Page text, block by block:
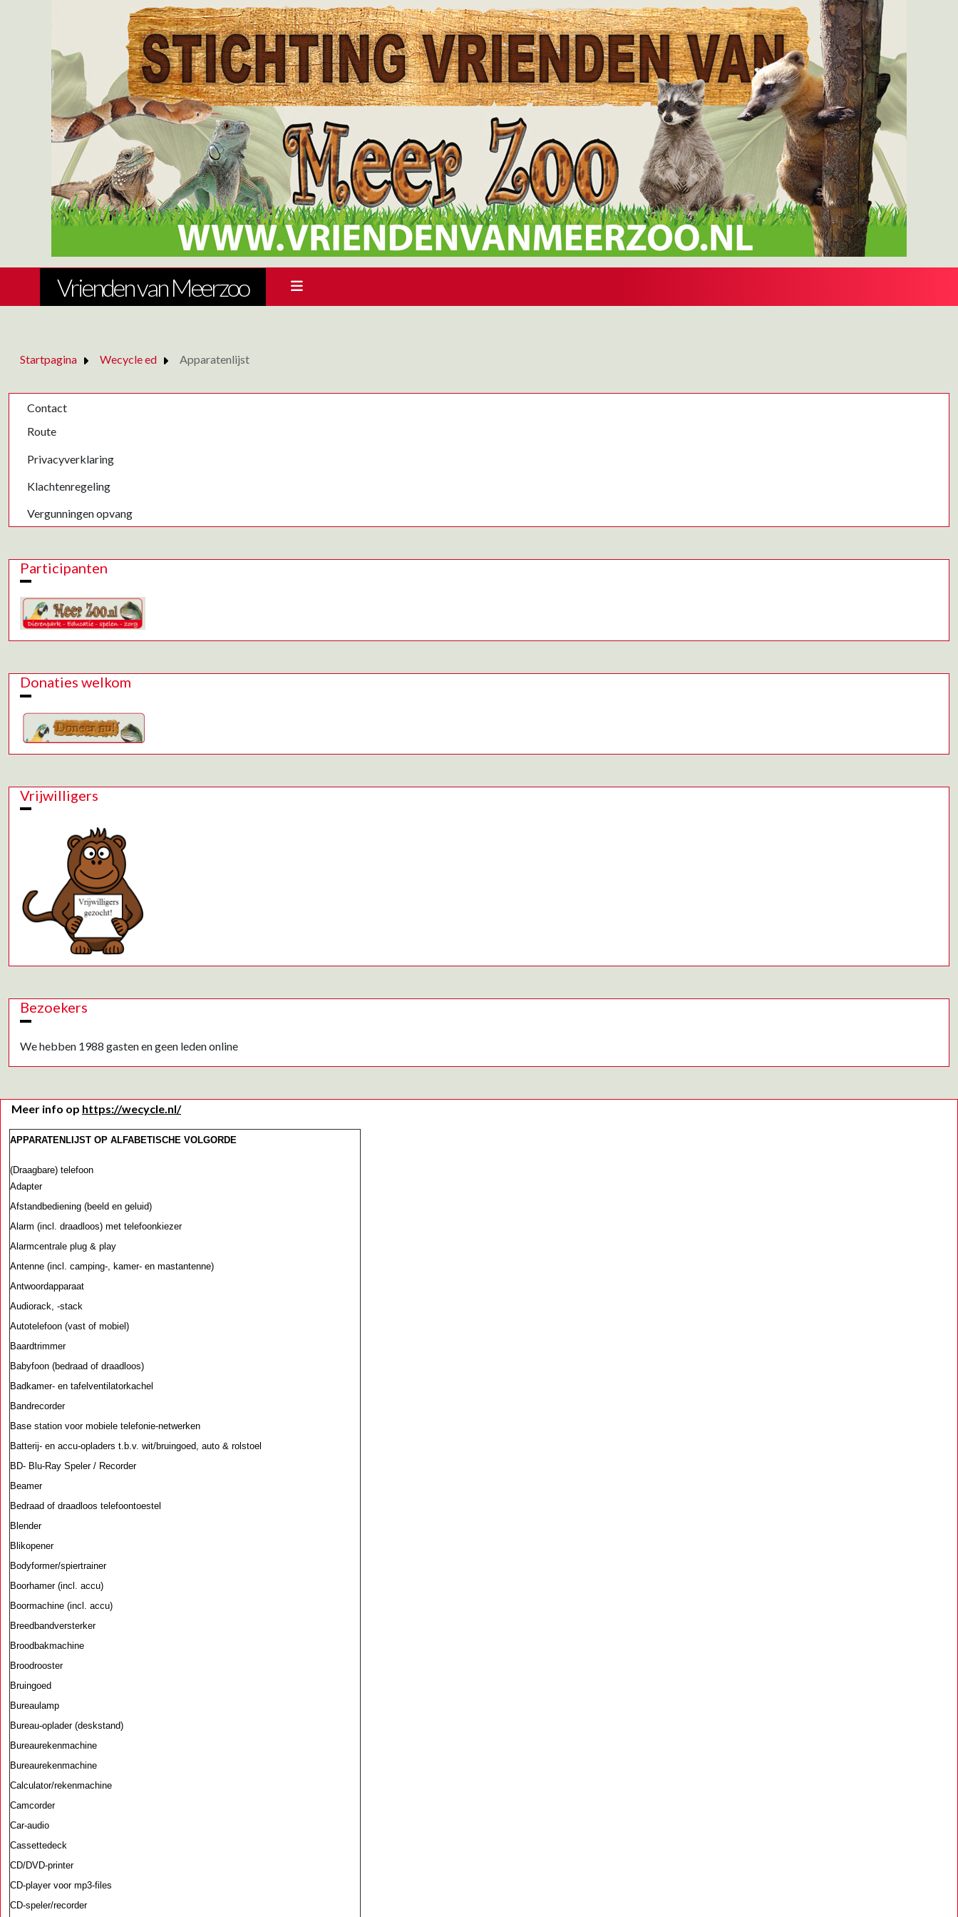
Vrienden van Meerzoo
Startpagina Wecycle ed Apparatenlijst
Contact
Route
Privacyverklaring
Klachtenregeling
Vergunningen opvang
Participanten
Donaties welkom
Vrijwilligers
Bezoekers
We hebben 1988 gasten en geen leden online
Meer info op https://wecycle.nl/
APPARATENLIJST OP ALFABETISCHE VOLGORDE
(Draagbare) telefoon
Adapter
Afstandbediening (beeld en geluid)
Alarm (incl. draadloos) met telefoonkiezer
Alarmcentrale plug & play
Antenne (incl. camping-, kamer- en mastantenne)
Antwoordapparaat
Audiorack, -stack
Autotelefoon (vast of mobiel)
Baardtrimmer
Babyfoon (bedraad of draadloos)
Badkamer- en tafelventilatorkachel
Bandrecorder
Base station voor mobiele telefonie-netwerken
Batterij- en accu-opladers t.b.v. wit/bruingoed, auto & rolstoel
BD- Blu-Ray Speler / Recorder
Beamer
Bedraad of draadloos telefoontoestel
Blender
Blikopener
Bodyformer/spiertrainer
Boorhamer (incl. accu)
Boormachine (incl. accu)
Breedbandversterker
Broodbakmachine
Broodrooster
Bruingoed
Bureaulamp
Bureau-oplader (deskstand)
Bureaurekenmachine
Bureaurekenmachine
Calculator/rekenmachine
Camcorder
Car-audio
Cassettedeck
CD/DVD-printer
CD-player voor mp3-files
CD-speler/recorder